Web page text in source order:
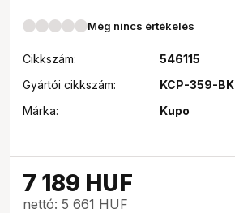
Még nincs értékelés
Cikkszám:
546115
Gyártói cikkszám:
KCP-359-BK
Márka:
Kupo
7 189 HUF
nettó: 5 661 HUF